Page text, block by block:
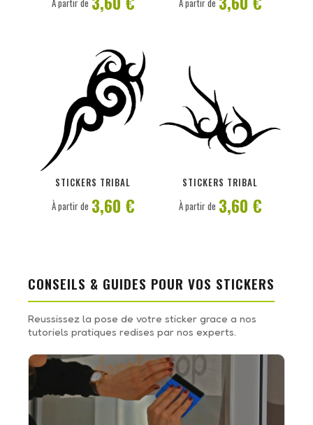
À partir de À partir de
STICKERS TRIBAL
À partir de 3,60 €
STICKERS TRIBAL
À partir de 3,60 €
CONSEILS & GUIDES POUR VOS STICKERS
Reussissez la pose de votre sticker grace a nos
tutoriels pratiques redises par nos experts.